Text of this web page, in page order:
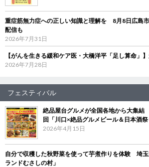
重症筋無力症への正しい知識と理解を 8月8日広島
配信も
2026年7月31日
【がんを生きる緩和ケア医・大橋洋平「足し算命」
2026年7月28日
フェスティバル
絶品屋台グルメが全国各地から大集結
回「川口×絶品グルメビール＆日本酒
2026年4月15日
自分で収穫した秋野菜を使って芋煮作りを体験 埼
ランドむさしの村」